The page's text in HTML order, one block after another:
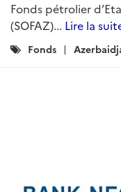
Fonds pétrolier
(SOFAZ)... Lire la
Catégories
Fonds